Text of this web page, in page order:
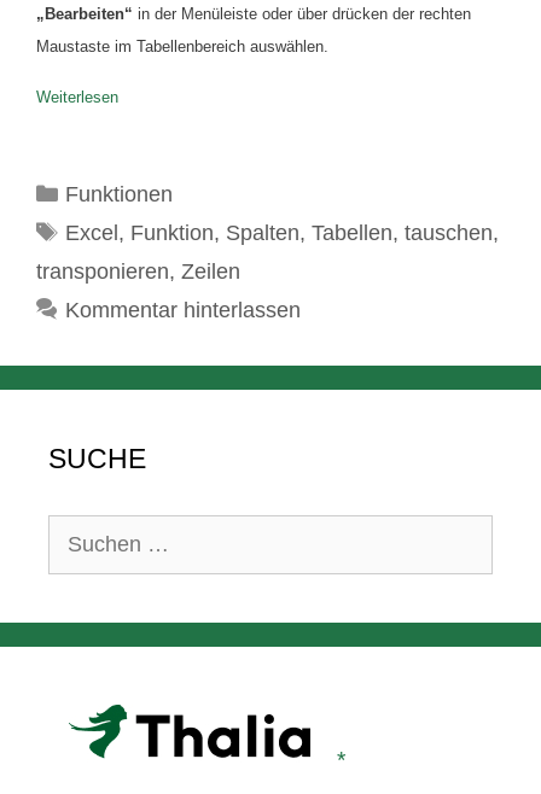
„Bearbeiten“ in der Menüleiste oder über drücken der rechten
Maustaste im Tabellenbereich auswählen.
Weiterlesen
Kategorien
Funktionen
Schlagwörter
Excel , Funktion, Spalten, Tabellen, tauschen,
transponieren, Zeilen
Kommentar hinterlassen
SUCHE
Suchen